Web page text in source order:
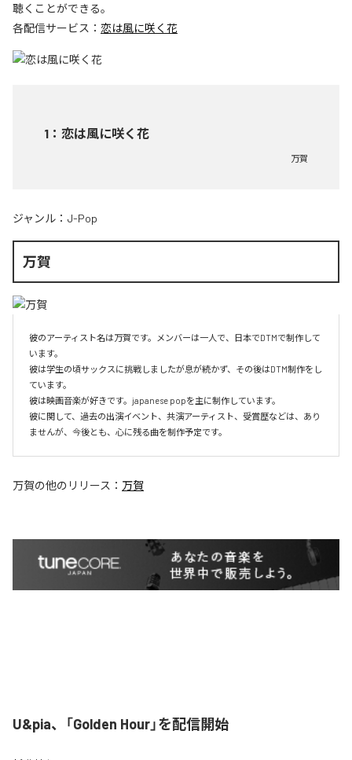
聴くことができる。
各配信サービス： 恋は風に咲く花
1 ： 恋は風に咲く花
万賀
ジャンル： J-Pop
万賀
彼のアーティスト名は万賀です。メンバーは一人で、日本でDTMで制作して
います。
彼は学生の頃サックスに挑戦しましたが息が続かず、その後はDTM制作をし
ています。
彼は映画音楽が好きです。japanese popを主に制作しています。
彼に関して、過去の出演イベント、共演アーティスト、受賞歴などは、あり
ませんが、今後とも、心に残る曲を制作予定です。
万賀の他のリリース： 万賀
U&pia、「Golden Hour」を配信開始